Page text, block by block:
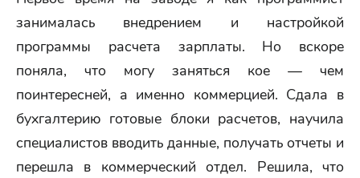
занималась внедрением и настройкой
программы расчета зарплаты. Но вскоре
поняла, что могу заняться кое — чем
поинтересней, а именно коммерцией. Сдала в
бухгалтерию готовые блоки расчетов, научила
специалистов вводить данные, получать отчеты и
перешла в коммерческий отдел. Решила, что